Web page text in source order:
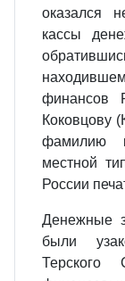
оказался
кассы
финансов
Коковцову
фамилию
местной
России
Денежные
были
Терского